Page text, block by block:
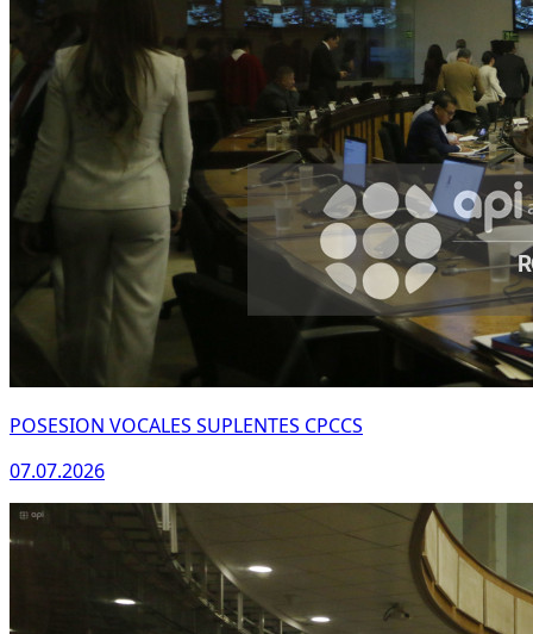
POSESION VOCALES SUPLENTES CPCCS
07.07.2026